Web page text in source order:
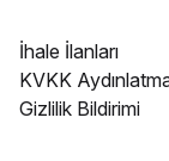
İhale İlanları
KVKK
Gizlilik Bildirimi